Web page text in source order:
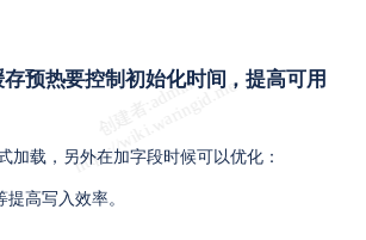
预热要控制初始化时间，提高可用
加载，另外在加字段时候可以优化：
高写入效率。